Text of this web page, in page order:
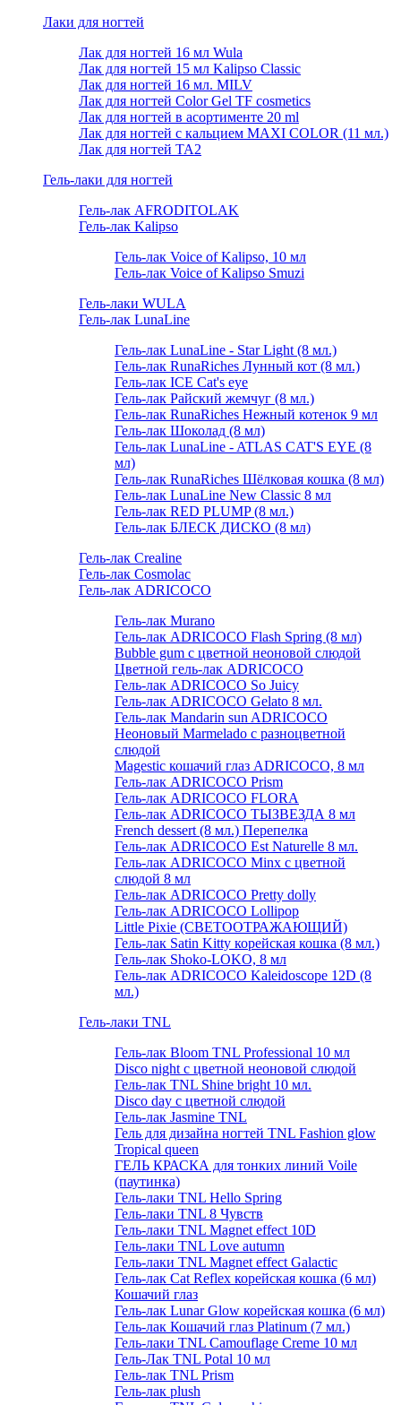
Лаки для ногтей
Лак для ногтей 16 мл Wula
Лак для ногтей 15 мл Kalipso Classic
Лак для ногтей 16 мл. MILV
Лак для ногтей Color Gel TF cosmetics
Лак для ногтей в асортименте 20 ml
Лак для ногтей с кальцием MAXI COLOR (11 мл.)
Лак для ногтей TA2
Гель-лаки для ногтей
Гель-лак AFRODITOLAK
Гель-лак Kalipso
Гель-лак Voice of Kalipso, 10 мл
Гель-лак Voice of Kalipso Smuzi
Гель-лаки WULA
Гель-лак LunaLine
Гель-лак LunaLine - Star Light (8 мл.)
Гель-лак RunaRiches Лунный кот (8 мл.)
Гель-лак ICE Cat's eye
Гель-лак Райский жемчуг (8 мл.)
Гель-лак RunaRiches Нежный котенок 9 мл
Гель-лак Шоколад (8 мл)
Гель-лак LunaLine - ATLAS CAT'S EYE (8
мл)
Гель-лак RunaRiches Шёлковая кошка (8 мл)
Гель-лак LunaLine New Classic 8 мл
Гель-лак RED PLUMP (8 мл.)
Гель-лак БЛЕСК ДИСКО (8 мл)
Гель-лак Crealine
Гель-лак Cosmolac
Гель-лак ADRICOCO
Гель-лак Murano
Гель-лак ADRICOCO Flash Spring (8 мл)
Bubble gum с цветной неоновой слюдой
Цветной гель-лак ADRICOCO
Гель-лак ADRICOCO So Juicy
Гель-лак ADRICOCO Gelato 8 мл.
Гель-лак Mandarin sun ADRICOCO
Неоновый Marmelado с разноцветной
слюдой
Magestic кошачий глаз ADRICOCO, 8 мл
Гель-лак ADRICOCO Prism
Гель-лак ADRICOCO FLORA
Гель-лак ADRICOCO ТЫЗВЕЗДА 8 мл
French dessert (8 мл.) Перепелка
Гель-лак ADRICOCO Est Naturelle 8 мл.
Гель-лак ADRICOCO Minx с цветной
слюдой 8 мл
Гель-лак ADRICOCO Pretty dolly
Гель-лак ADRICOCO Lollipop
Little Pixie (СВЕТООТРАЖАЮЩИЙ)
Гель-лак Satin Kitty корейская кошка (8 мл.)
Гель-лак Shoko-LOKO, 8 мл
Гель-лак ADRICOCO Kaleidoscope 12D (8
мл.)
Гель-лаки TNL
Гель-лак Bloom TNL Professional 10 мл
Disco night с цветной неоновой слюдой
Гель-лак TNL Shine bright 10 мл.
Disco day с цветной слюдой
Гель-лак Jasmine TNL
Гель для дизайна ногтей TNL Fashion glow
Tropical queen
ГЕЛЬ КРАСКА для тонких линий Voile
(паутинка)
Гель-лаки TNL Hello Spring
Гель-лаки TNL 8 Чувств
Гель-лаки TNL Magnet effect 10D
Гель-лаки TNL Love autumn
Гель-лаки TNL Magnet effect Galactic
Гель-лак Cat Reflex корейская кошка (6 мл)
Кошачий глаз
Гель-лак Lunar Glow корейская кошка (6 мл)
Гель-лак Кошачий глаз Platinum (7 мл.)
Гель-лаки TNL Camouflage Creme 10 мл
Гель-Лак TNL Potal 10 мл
Гель-лак TNL Prism
Гель-лак plush